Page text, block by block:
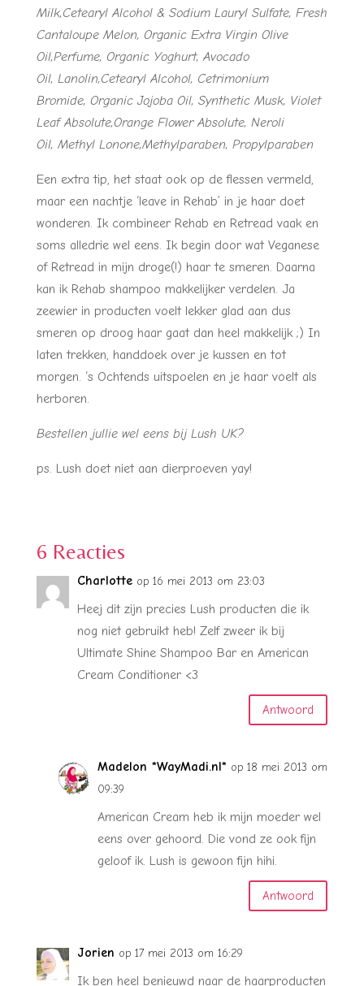
Milk,Cetearyl Alcohol & Sodium Lauryl Sulfate, Fresh
Cantaloupe Melon, Organic Extra Virgin Olive
Oil,Perfume, Organic Yoghurt, Avocado
Oil, Lanolin,Cetearyl Alcohol, Cetrimonium
Bromide, Organic Jojoba Oil, Synthetic Musk, Violet
Leaf Absolute,Orange Flower Absolute, Neroli
Oil, Methyl Lonone,Methylparaben, Propylparaben
Een extra tip, het staat ook op de flessen vermeld,
maar een nachtje ‘leave in Rehab’ in je haar doet
wonderen. Ik combineer Rehab en Retread vaak en
soms alledrie wel eens. Ik begin door wat Veganese
of Retread in mijn droge(!) haar te smeren. Daarna
kan ik Rehab shampoo makkelijker verdelen. Ja
zeewier in producten voelt lekker glad aan dus
smeren op droog haar gaat dan heel makkelijk ;) In
laten trekken, handdoek over je kussen en tot
morgen. ‘s Ochtends uitspoelen en je haar voelt als
herboren.
Bestellen jullie wel eens bij Lush UK?
ps. Lush doet niet aan dierproeven yay!
6 Reacties
Charlotte op 16 mei 2013 om 23:03
Heej dit zijn precies Lush producten die ik
nog niet gebruikt heb! Zelf zweer ik bij
Ultimate Shine Shampoo Bar en American
Cream Conditioner <3
Antwoord
Madelon *WayMadi.nl* op 18 mei 2013 om
09:39
American Cream heb ik mijn moeder wel
eens over gehoord. Die vond ze ook fijn
geloof ik. Lush is gewoon fijn hihi.
Antwoord
Jorien op 17 mei 2013 om 16:29
Ik ben heel benieuwd naar de haarproducten